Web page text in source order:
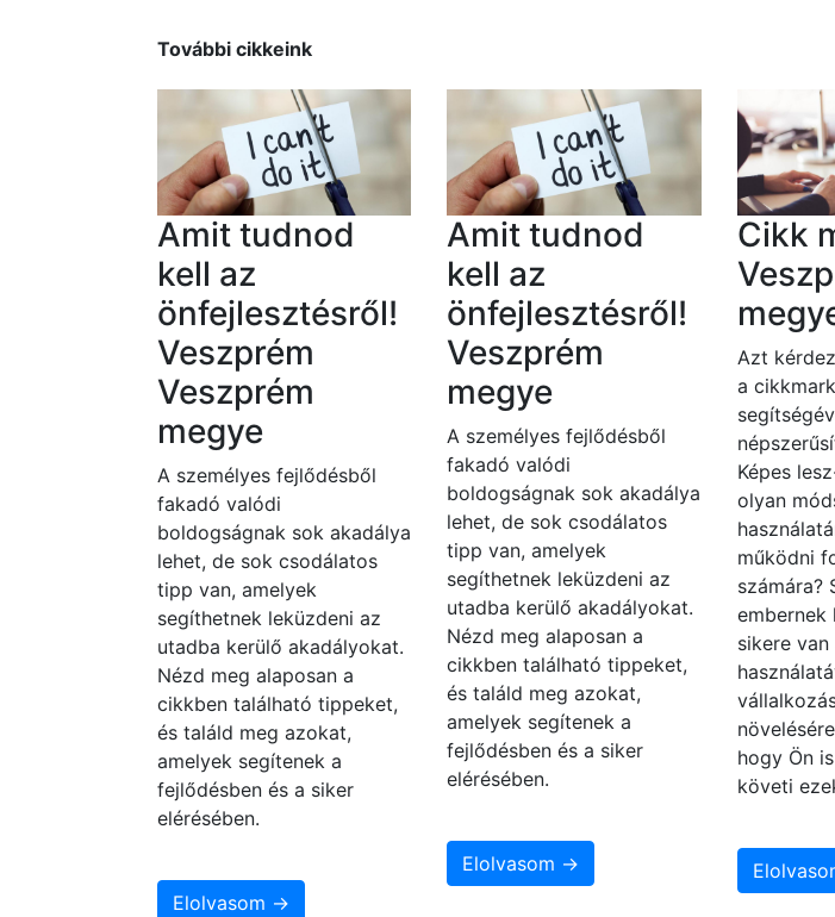
További cikkeink
Amit tudnod
kell az
önfejlesztésről!
Veszprém
Veszprém
megye
A személyes fejlődésből
fakadó valódi
boldogságnak sok akadálya
lehet, de sok csodálatos
tipp van, amelyek
segíthetnek leküzdeni az
utadba kerülő akadályokat.
Nézd meg alaposan a
cikkben található tippeket,
és találd meg azokat,
amelyek segítenek a
fejlődésben és a siker
elérésében.
Elolvasom →
Amit tudnod
kell az
önfejlesztésről!
Veszprém
megye
A személyes fejlődésből
fakadó valódi
boldogságnak sok akadálya
lehet, de sok csodálatos
tipp van, amelyek
segíthetnek leküzdeni az
utadba kerülő akadályokat.
Nézd meg alaposan a
cikkben található tippeket,
és találd meg azokat,
amelyek segítenek a
fejlődésben és a siker
elérésében.
Elolvasom →
Cikk
Azt
a
Képes
olyan
működni
számára?
embernek
sikere
hogy Ön
követi